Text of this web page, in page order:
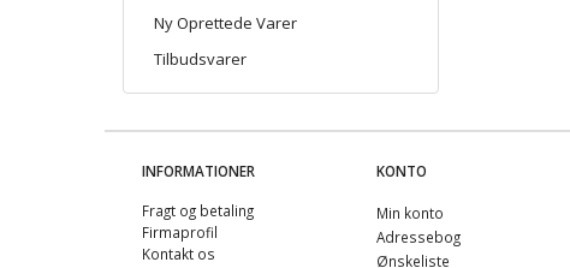
Ny Oprettede Varer
Tilbudsvarer
INFORMATIONER
Fragt og betaling
Firmaprofil
Kontakt os
KONTO
Min konto
Adressebog
Ønskeliste